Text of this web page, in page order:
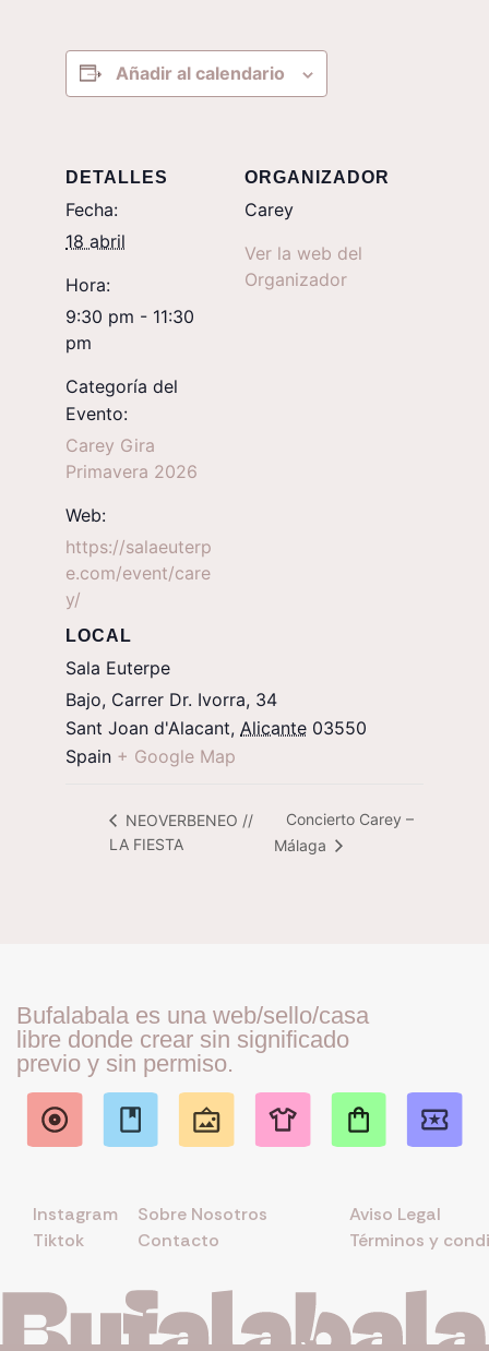
Añadir al calendario
DETALLES
Fecha:
18 abril
Hora:
9:30 pm - 11:30
pm
Categoría del
Evento:
Carey Gira
Primavera 2026
Web:
https://salaeuterp
e.com/event/care
y/
LOCAL
Sala Euterpe
Bajo, Carrer Dr. Ivorra, 34
Sant Joan d'Alacant, Alicante 03550
Spain + Google Map
ORGANIZADOR
Carey
Ver la web del
Organizador
NEOVERBENEO //
LA FIESTA
Concierto Carey –
Málaga
Bufalabala es una web/sello/casa
libre donde crear sin significado
previo y sin permiso.
Instagram
Tiktok
Sobre Nosotros
Contacto
Aviso Legal
Términos y